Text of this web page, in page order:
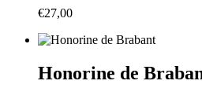
€27,00
Honorine de